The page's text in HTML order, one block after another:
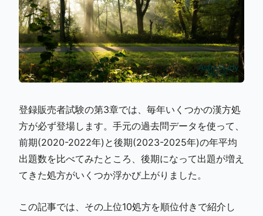
登録販売者試験の第3章では、毎年いくつかの漢方処
方が必ず登場します。手元の過去問データを使って、
前期(2020-2022年)と後期(2023-2025年)の年平均
出題数を比べてみたところ、後期になって出題が増え
てきた処方がいくつか浮かび上がりました。
この記事では、その上位10処方を順位付きで紹介し